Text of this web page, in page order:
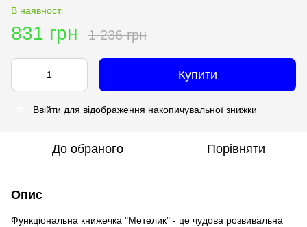
В наявності
831 грн 1 236 грн
Купити
Ввійти для відображення накопичувальної знижки
До обраного Порівняти
Опис
Функціональна книжечка "Метелик" - це чудова розвивальна